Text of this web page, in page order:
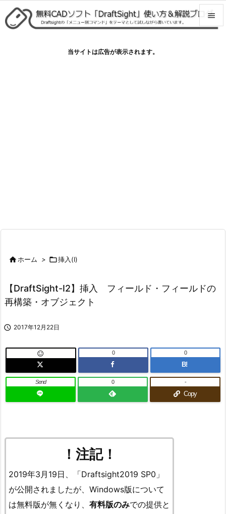

当サイトは広告が表示されます。
ホーム > 挿入(I)
【DraftSight-I2】挿入 フィールド・フィールドの
再構築・オブジェクト
 2017年12月22日
 0
B!
0
Send 0
Copy
-
！注記！
2019年3月19日、「Draftsight2019 SP0」
が公開されましたが、Windows版について
は無料版が無くなり、 有料版のみでの提供と